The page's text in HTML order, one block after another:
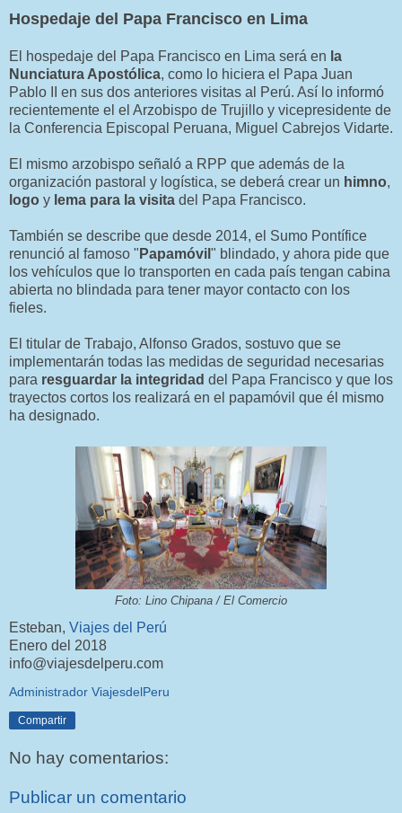
Hospedaje del Papa Francisco en Lima
El hospedaje del Papa Francisco en Lima será en la
Nunciatura Apostólica, como lo hiciera el Papa Juan
Pablo II en sus dos anteriores visitas al Perú. Así lo informó
recientemente el el Arzobispo de Trujillo y vicepresidente de
la Conferencia Episcopal Peruana, Miguel Cabrejos Vidarte.
El mismo arzobispo señaló a RPP que además de la
organización pastoral y logística, se deberá crear un himno,
logo y lema para la visita del Papa Francisco.
También se describe que desde 2014, el Sumo Pontífice
renunció al famoso " Papamóvil " blindado, y ahora pide que
los vehículos que lo transporten en cada país tengan cabina
abierta no blindada para tener mayor contacto con los
fieles.
El titular de Trabajo, Alfonso Grados, sostuvo que se
implementarán todas las medidas de seguridad necesarias
para resguardar la integridad del Papa Francisco y que los
trayectos cortos los realizará en el papamóvil que él mismo
ha designado.
Foto: Lino Chipana / El Comercio
Esteban, Viajes del Perú
Enero del 2018
info@viajesdelperu.com
Administrador ViajesdelPeru
Compartir
No hay comentarios:
Publicar un comentario